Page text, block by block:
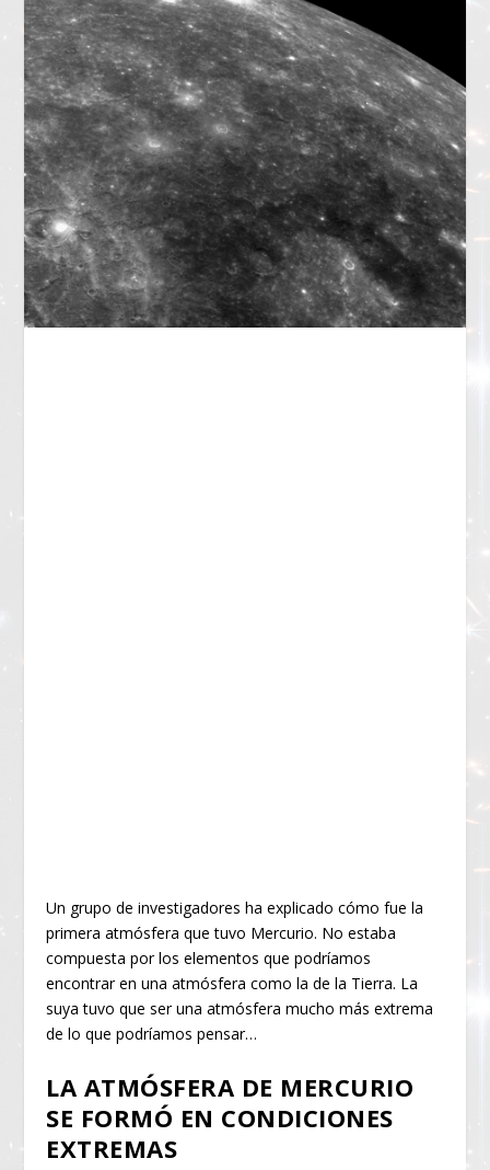
Un grupo de investigadores ha explicado cómo fue la
primera atmósfera que tuvo Mercurio. No estaba
compuesta por los elementos que podríamos
encontrar en una atmósfera como la de la Tierra. La
suya tuvo que ser una atmósfera mucho más extrema
de lo que podríamos pensar…
LA ATMÓSFERA DE MERCURIO
SE FORMÓ EN CONDICIONES
EXTREMAS